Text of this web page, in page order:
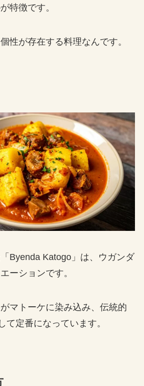
特徴です。
性が存在する料理なんです。
Byenda Katogo」は、ウガンダ
ーションです。
マトーケに染み込み、伝統的
て定番になっています。